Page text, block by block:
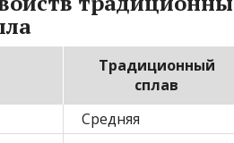
Традиционный
сплав
Средняя